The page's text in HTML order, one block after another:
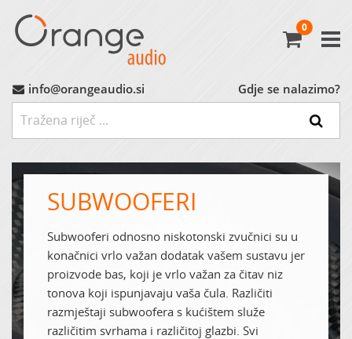
Avtoradio
Avtozvočniki
Nizkotonci
MP3 Vmesniki
Montažni Material
Ostalo
0
info@orangeaudio.si Gdje se nalazimo?
SUBWOOFERI
Subwooferi odnosno niskotonski zvučnici su u
konačnici vrlo važan dodatak vašem sustavu jer
proizvode bas, koji je vrlo važan za čitav niz
tonova koji ispunjavaju vaša čula. Različiti
razmještaji subwoofera s kućištem služe
različitim svrhama i različitoj glazbi. Svi